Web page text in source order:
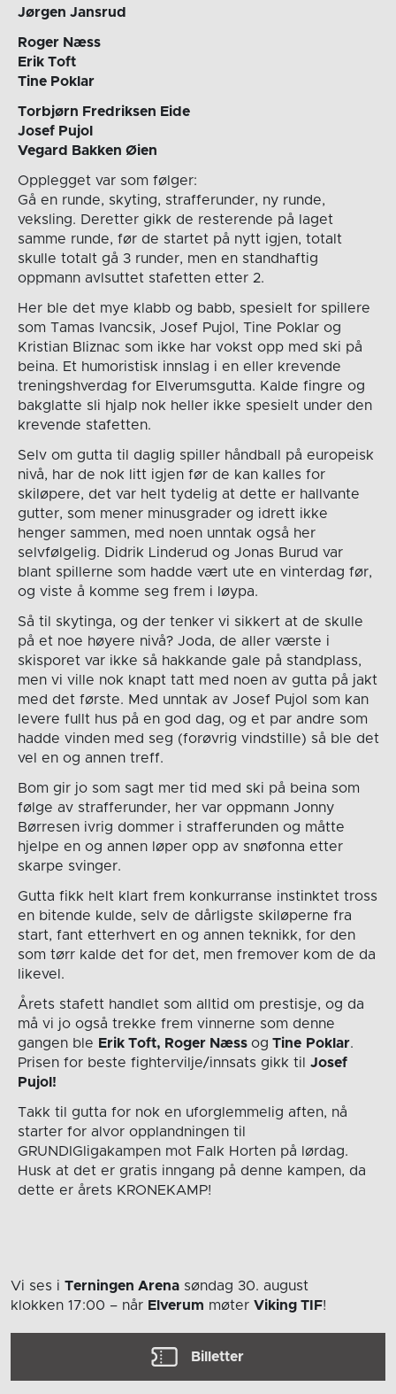
Jørgen Jansrud
Roger Næss
Erik Toft
Tine Poklar
Torbjørn Fredriksen Eide
Josef Pujol
Vegard Bakken Øien
Opplegget var som følger:
Gå en runde, skyting, strafferunder, ny runde,
veksling. Deretter gikk de resterende på laget
samme runde, før de startet på nytt igjen, totalt
skulle totalt gå 3 runder, men en standhaftig
oppmann avlsuttet stafetten etter 2.
Her ble det mye klabb og babb, spesielt for spillere
som Tamas Ivancsik, Josef Pujol, Tine Poklar og
Kristian Bliznac som ikke har vokst opp med ski på
beina. Et humoristisk innslag i en eller krevende
treningshverdag for Elverumsgutta. Kalde fingre og
bakglatte sli hjalp nok heller ikke spesielt under den
krevende stafetten.
Selv om gutta til daglig spiller håndball på europeisk
nivå, har de nok litt igjen før de kan kalles for
skiløpere, det var helt tydelig at dette er hallvante
gutter, som mener minusgrader og idrett ikke
henger sammen, med noen unntak også her
selvfølgelig. Didrik Linderud og Jonas Burud var
blant spillerne som hadde vært ute en vinterdag før,
og viste å komme seg frem i løypa.
Så til skytinga, og der tenker vi sikkert at de skulle
på et noe høyere nivå? Joda, de aller værste i
skisporet var ikke så hakkande gale på standplass,
men vi ville nok knapt tatt med noen av gutta på jakt
med det første. Med unntak av Josef Pujol som kan
levere fullt hus på en god dag, og et par andre som
hadde vinden med seg (forøvrig vindstille) så ble det
vel en og annen treff.
Bom gir jo som sagt mer tid med ski på beina som
følge av strafferunder, her var oppmann Jonny
Børresen ivrig dommer i strafferunden og måtte
hjelpe en og annen løper opp av snøfonna etter
skarpe svinger.
Gutta fikk helt klart frem konkurranse instinktet tross
en bitende kulde, selv de dårligste skiløperne fra
start, fant etterhvert en og annen teknikk, for den
som tørr kalde det for det, men fremover kom de da
likevel.
Årets stafett handlet som alltid om prestisje, og da
må vi jo også trekke frem vinnerne som denne
gangen ble Erik Toft, Roger Næss og Tine Poklar.
Prisen for beste fightervilje/innsats gikk til Josef
Pujol!
Takk til gutta for nok en uforglemmelig aften, nå
starter for alvor opplandningen til
GRUNDIGligakampen mot Falk Horten på lørdag.
Husk at det er gratis inngang på denne kampen, da
dette er årets KRONEKAMP!
Vi ses i Terningen Arena søndag 30. august
klokken 17:00 – når Elverum møter Viking TIF!
Billetter